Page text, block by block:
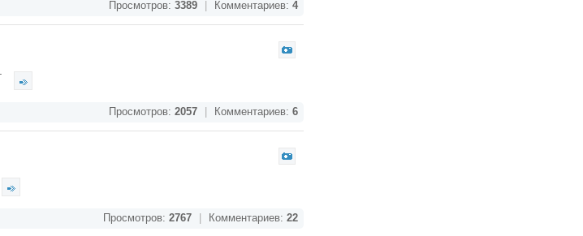
Просмотров: 3389 Комментариев: 4
Просмотров: 2057 Комментариев: 6
Просмотров: 2767 Комментариев: 22